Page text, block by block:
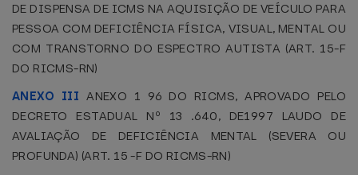
DE DISPENSA DE ICMS NA AQUISIÇÃO DE VEÍCULO PARA
PESSOA COM DEFICIÊNCIA FÍSICA, VISUAL, MENTAL OU
COM TRANSTORNO DO ESPECTRO AUTISTA (ART. 15-F
DO RICMS-RN)
ANEXO III ANEXO 1 96 DO RICMS, APROVADO PELO
DECRETO ESTADUAL Nº 13 .640, DE1997 LAUDO DE
AVALIAÇÃO DE DEFICIÊNCIA MENTAL (SEVERA OU
PROFUNDA) (ART. 15 -F DO RICMS-RN)